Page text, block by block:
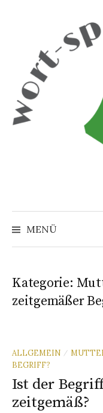
MENÜ
Kategorie:
zeitgemäßer
ALLGEMEIN /
EGRIFF?
Ist der
zeitgemäß?